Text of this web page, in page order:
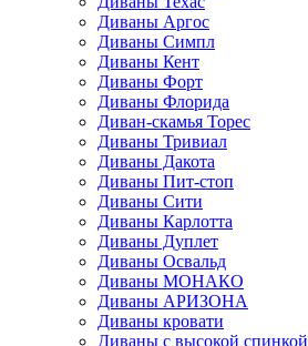
Диваны Аргос
Диваны Симпл
Диваны Кент
Диваны Форт
Диваны Флорида
Диван-скамья Торес
Диваны Тривиал
Диваны Дакота
Диваны Пит-стоп
Диваны Сити
Диваны Карлотта
Диваны Дуплет
Диваны Освальд
Диваны МОНАКО
Диваны АРИЗОНА
Диваны кровати
Диваны с высокой спинкой